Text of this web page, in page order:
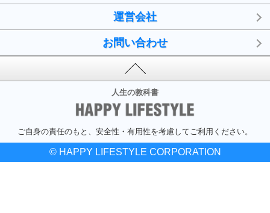
運営会社
お問い合わせ
人生の教科書
ご自身の責任のもと、安全性・有用性を考慮してご利用ください。
© HAPPY LIFESTYLE CORPORATION